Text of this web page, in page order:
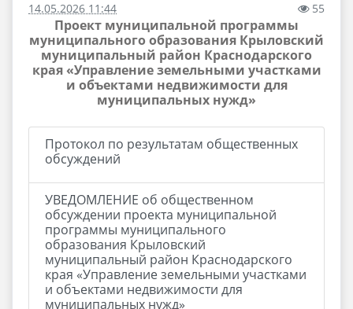
14.05.2026 11:44 55
Проект муниципальной программы
муниципального образования Крыловский
муниципальный район Краснодарского
края «Управление земельными участками
и объектами недвижимости для
муниципальных нужд»
Протокол по результатам общественных
обсуждений
УВЕДОМЛЕНИЕ об общественном
обсуждении проекта муниципальной
программы муниципального
образования Крыловский
муниципальный район Краснодарского
края «Управление земельными участками
и объектами недвижимости для
муниципальных нужд»